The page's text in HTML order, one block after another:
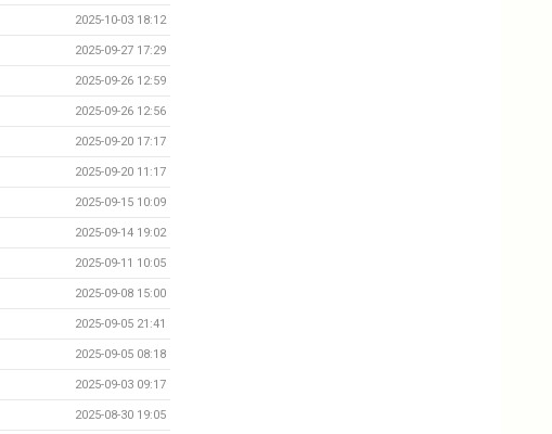
2025-10-03 18:12
2025-09-27 17:29
2025-09-26 12:59
2025-09-26 12:56
2025-09-20 17:17
2025-09-20 11:17
2025-09-15 10:09
2025-09-14 19:02
2025-09-11 10:05
2025-09-08 15:00
2025-09-05 21:41
2025-09-05 08:18
2025-09-03 09:17
2025-08-30 19:05